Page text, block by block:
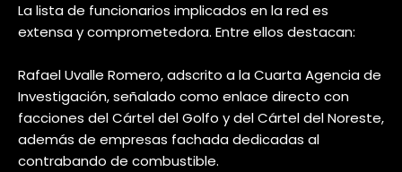
La lista de funcionarios implicados en la red es
extensa y comprometedora. Entre ellos destacan:
Rafael Uvalle Romero, adscrito a la Cuarta Agencia de
Investigación, señalado como enlace directo con
facciones del Cártel del Golfo y del Cártel del Noreste,
además de empresas fachada dedicadas al
contrabando de combustible.